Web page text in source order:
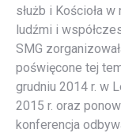
służb i Kościoła
ludźmi i
SMG
poświęcone tej
grudniu 2014 r. w
2015 r. oraz
konferencja